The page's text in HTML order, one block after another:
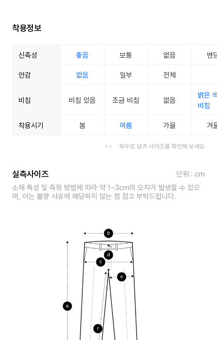
착용정보
신축성 좋음 보통 없음 밴
안감 없음 일부 전체
비침 비침 있음 조금 비침 없음
밝은
비침
착용시기 봄 여름 가을 겨
좌우로 넘겨 사이즈를 확인해 보세요
실측사이즈
단위 : cm
소재 특성 및 측정 방법에 따라 약 1~3cm의 오차가 발생할 수 있으
며, 이는 불량 사유에 해당하지 않는 점 참고 부탁드립니다.